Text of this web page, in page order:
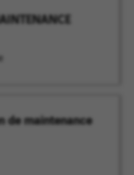
de maintenance